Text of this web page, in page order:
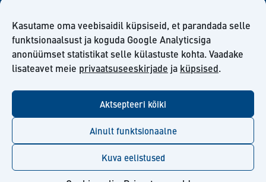
Kasutame oma veebisaidil küpsiseid, et parandada selle
funktsionaalsust ja koguda Google Analyticsiga
anonüümset statistikat selle külastuste kohta. Vaadake
lisateavet meie privaatsuseeskirjade ja küpsised.
Aktsepteeri kõiki
Ainult funktsionaalne
Kuva eelistused
Meediale
Telli meie uudiskiri
Kiilto Eesti OÜ müügilepingu tingimused
youtube
© Kiilto 2026